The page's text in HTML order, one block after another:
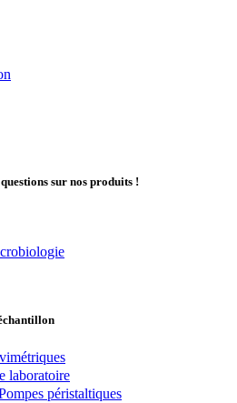
sur nos produits !
laboratoire
péristaltiques